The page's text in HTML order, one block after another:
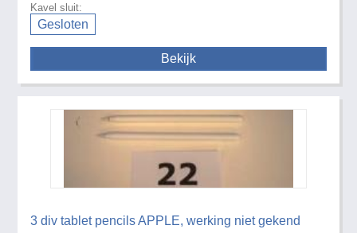
Kavel sluit:
Gesloten
Bekijk
3 div tablet pencils APPLE, werking niet gekend